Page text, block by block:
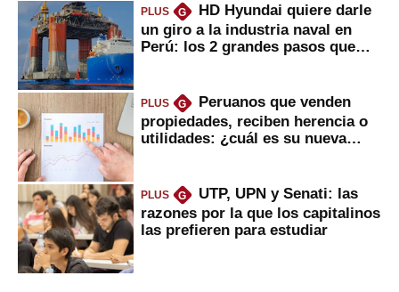
PLUS G
HD Hyundai quiere darle
un giro a la industria naval en
Perú: los 2 grandes pasos que
PLUS G
Peruanos que venden
propiedades, reciben herencia o
utilidades: ¿cuál es su nueva
PLUS G
UTP, UPN y Senati: las
razones por la que los capitalinos
las prefieren para estudiar